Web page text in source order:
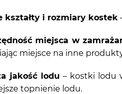
kształty i rozmiary kostek
miejsca w
miejsce na inne
jakość lodu – kostki lodu
topnienie lodu.